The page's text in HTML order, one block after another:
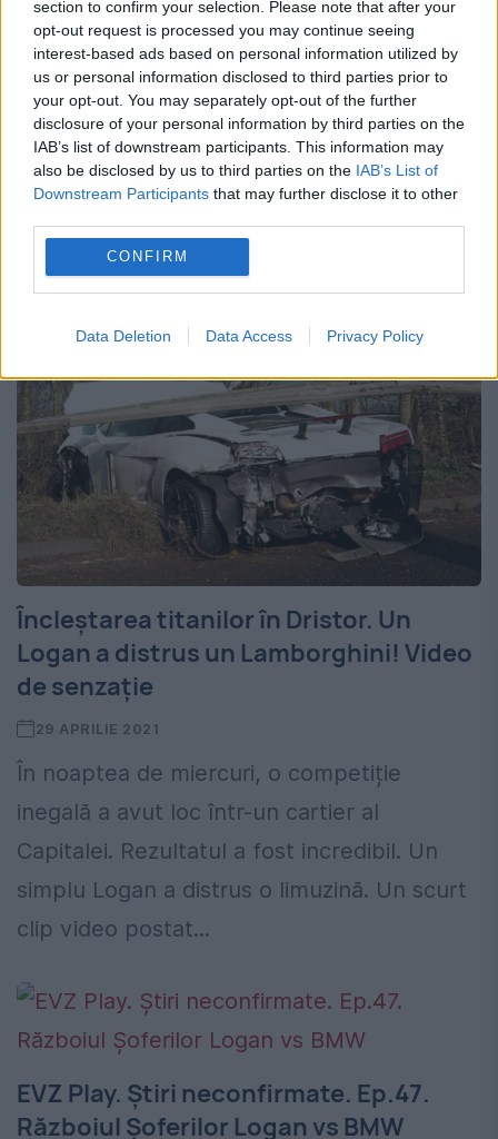
section to confirm your selection. Please note that after your
opt-out request is processed you may continue seeing
interest-based ads based on personal information utilized by
us or personal information disclosed to third parties prior to
your opt-out. You may separately opt-out of the further
disclosure of your personal information by third parties on the
IAB’s list of downstream participants. This information may
also be disclosed by us to third parties on the IAB’s List of
Downstream Participants that may further disclose it to other
CONFIRM
Data Deletion Data Access Privacy Policy
crescut considerabil
17 MARTIE 2023
Prețurile polițelor RCA au crescut
considerabil în România. Un șofer din țara
noastră care are o mașină Logan este
posesorii de automobile din...
Încleștarea titanilor în Dristor. Un
Logan a distrus un Lamborghini! Video
de senzație
29 APRILIE 2021
În noaptea de miercuri, o competiție
inegală a avut loc într-un cartier al
Capitalei. Rezultatul a fost incredibil. Un
simplu Logan a distrus o limuzină. Un scurt
clip video postat...
EVZ Play. Știri neconfirmate. Ep.47.
Războiul Șoferilor Logan vs BMW